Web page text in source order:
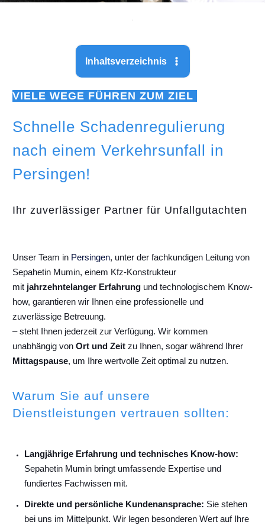
Inhaltsverzeichnis
VIELE WEGE FÜHREN ZUM ZIEL
Schnelle Schadenregulierung
nach einem Verkehrsunfall in
Persingen!
Ihr zuverlässiger Partner für Unfallgutachten
Unser Team in Persingen, unter der fachkundigen Leitung von
Sepahetin Mumin, einem Kfz-Konstrukteur
mit jahrzehntelanger Erfahrung und technologischem Know-
how, garantieren wir Ihnen eine professionelle und
zuverlässige Betreuung.
– steht Ihnen jederzeit zur Verfügung. Wir kommen
unabhängig von Ort und Zeit zu Ihnen, sogar während Ihrer
Mittagspause, um Ihre wertvolle Zeit optimal zu nutzen.
Warum Sie auf unsere
Dienstleistungen vertrauen sollten:
Langjährige Erfahrung und technisches Know-how:
Sepahetin Mumin bringt umfassende Expertise und
fundiertes Fachwissen mit.
Direkte und persönliche Kundenansprache: Sie stehen
bei uns im Mittelpunkt. Wir legen besonderen Wert auf Ihre